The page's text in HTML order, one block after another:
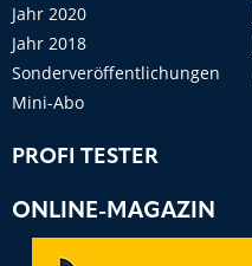
Jahr 2020
Jahr 2018
Sonderveröffentlichungen
Mini-Abo
PROFI TESTER
ONLINE-MAGAZIN